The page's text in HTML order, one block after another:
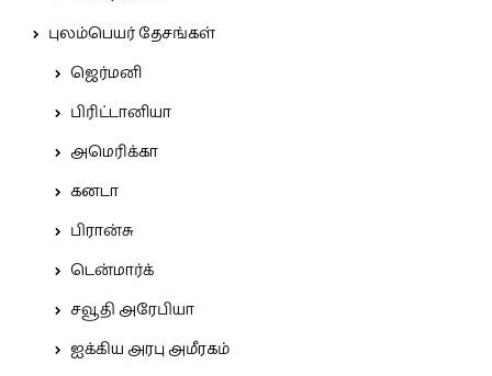
புலம்பெயர் தேசங்கள்
ஜெர்மனி
பிரிட்டானியா
அமெரிக்கா
கனடா
பிரான்சு
டென்மார்க்
சவூதி அரேபியா
ஐக்கிய அரபு அமீரகம்